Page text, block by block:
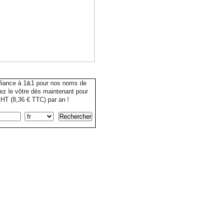
à 1&1 pour nos noms de
le vôtre dès maintenant pour
(8,36 € TTC) par an !